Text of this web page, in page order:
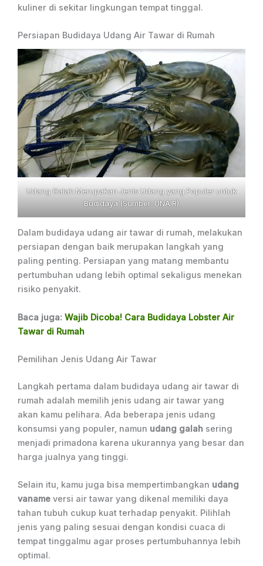
kuliner di sekitar lingkungan tempat tinggal.
Persiapan Budidaya Udang Air Tawar di Rumah
Udang Galah Merupakan Jenis Udang yang Populer untuk
Budidaya (Sumber:UNAIR)
Dalam budidaya udang air tawar di rumah, melakukan
persiapan dengan baik merupakan langkah yang
paling penting. Persiapan yang matang membantu
pertumbuhan udang lebih optimal sekaligus menekan
risiko penyakit.
Baca juga: Wajib Dicoba! Cara Budidaya Lobster Air
Tawar di Rumah
Pemilihan Jenis Udang Air Tawar
Langkah pertama dalam budidaya udang air tawar di
rumah adalah memilih jenis udang air tawar yang
akan kamu pelihara. Ada beberapa jenis udang
konsumsi yang populer, namun udang galah sering
menjadi primadona karena ukurannya yang besar dan
harga jualnya yang tinggi.
Selain itu, kamu juga bisa mempertimbangkan udang
vaname versi air tawar yang dikenal memiliki daya
tahan tubuh cukup kuat terhadap penyakit. Pilihlah
jenis yang paling sesuai dengan kondisi cuaca di
tempat tinggalmu agar proses pertumbuhannya lebih
optimal.